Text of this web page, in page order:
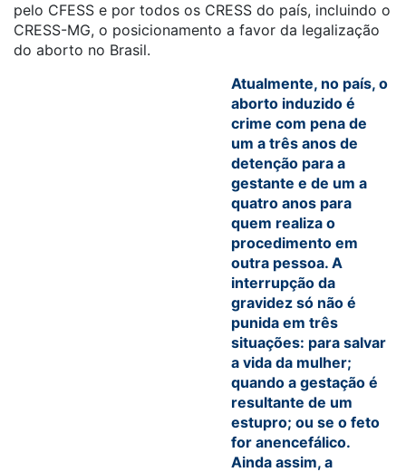
pelo CFESS e por todos os CRESS do país, incluindo o
CRESS-MG, o posicionamento a favor da legalização
do aborto no Brasil.
Atualmente, no país, o
aborto induzido é
crime com pena de
um a três anos de
detenção para a
gestante e de um a
quatro anos para
quem realiza o
procedimento em
outra pessoa. A
interrupção da
gravidez só não é
punida em três
situações: para salvar
a vida da mulher;
quando a gestação é
resultante de um
estupro; ou se o feto
for anencefálico.
Ainda assim, a